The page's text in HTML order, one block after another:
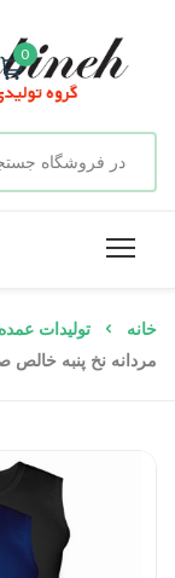
0
خانه تولیدات
مردانه نخ پنبه